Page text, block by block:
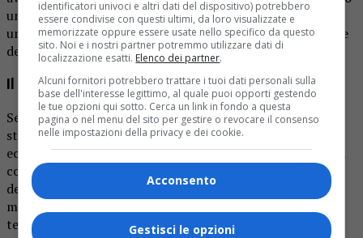
una vasta gamma di suoni e influenze, creando
un’atmosfera unica e coinvolgente che sfida le aspettative
dei fan.
Il genio del songwriting di Tommi E.G.O.
Sebbene “Vita Selvaggia” spazi attraverso una varietà di
stili musicali, il disco rimane coeso grazie al songwriting
eccezionale di Tommi E.G.O. Il suo talento nel creare testi
coinvolgenti e melodie memorabili traspare in ogni brano
dell’EP. Nonostante l’ampia gamma di esperimenti
musicali, il disco mantiene una coerenza che è
testimonianza della visione artistica di Tommi.
identificatori univoci e altri dati del dispositivo) potrebbero
essere condivise con questi ultimi, da loro visualizzate e
memorizzate oppure essere usate nello specifico da questo
sito. Noi e i nostri partner potremmo utilizzare dati di
localizzazione esatti. Elenco dei partner.
Alcuni fornitori potrebbero trattare i tuoi dati personali sulla
base dell'interesse legittimo, al quale puoi opporti gestendo
le tue opzioni qui sotto. Cerca un link in fondo a questa
pagina o nel menu del sito per gestire o revocare il consenso
nelle impostazioni della privacy e dei cookie.
Acconsento
Gestisci le opzioni